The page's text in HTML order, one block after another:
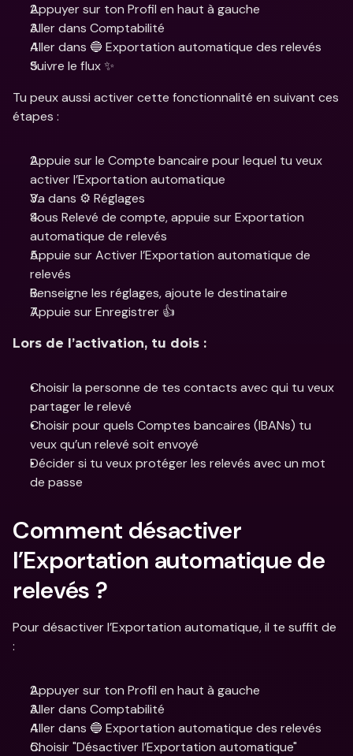
Appuyer sur ton Profil en haut à gauche
Aller dans Comptabilité
Aller dans 🔵 Exportation automatique des relevés
Suivre le flux ✨
Tu peux aussi activer cette fonctionnalité en suivant ces
étapes :
Appuie sur le Compte bancaire pour lequel tu veux
activer l’Exportation automatique
Va dans ⚙️ Réglages
Sous Relevé de compte, appuie sur Exportation
automatique de relevés
Appuie sur Activer l’Exportation automatique de
relevés
Renseigne les réglages, ajoute le destinataire
Appuie sur Enregistrer 👍
Lors de l’activation, tu dois :
Choisir la personne de tes contacts avec qui tu veux
partager le relevé
Choisir pour quels Comptes bancaires (IBANs) tu
veux qu’un relevé soit envoyé
Décider si tu veux protéger les relevés avec un mot
de passe
Comment désactiver
l’Exportation automatique de
relevés ?
Pour désactiver l’Exportation automatique, il te suffit de
:
Appuyer sur ton Profil en haut à gauche
Aller dans Comptabilité
Aller dans 🔵 Exportation automatique des relevés
Choisir "Désactiver l’Exportation automatique"